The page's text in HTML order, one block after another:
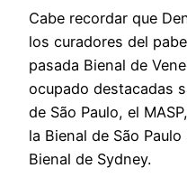
Cabe recordar que
los curadores del
pasada Bienal de
ocupado destacadas
de São Paulo, el
la Bienal de São
Bienal de Sydney.